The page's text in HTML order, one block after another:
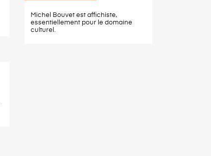
Michel Bouvet est affichiste,
essentiellement pour le domaine
culturel.